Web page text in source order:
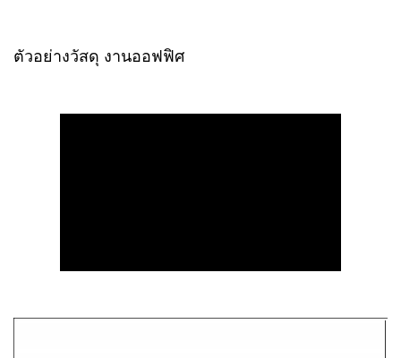
ตัวอย่างวัสดุ งานออฟฟิศ